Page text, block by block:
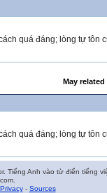
quá đáng; lòng tự tôn
May
quá đáng; lòng tự tôn
Tiếng Anh vào từ điển tiếng
- Sources